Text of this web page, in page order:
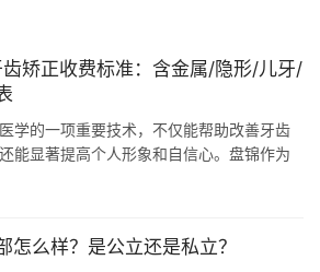
矫正收费标准：含金属/隐形/儿牙/
学的一项重要技术，不仅能帮助改善牙齿
能显著提高个人形象和自信心。盘锦作为
怎么样？是公立还是私立？